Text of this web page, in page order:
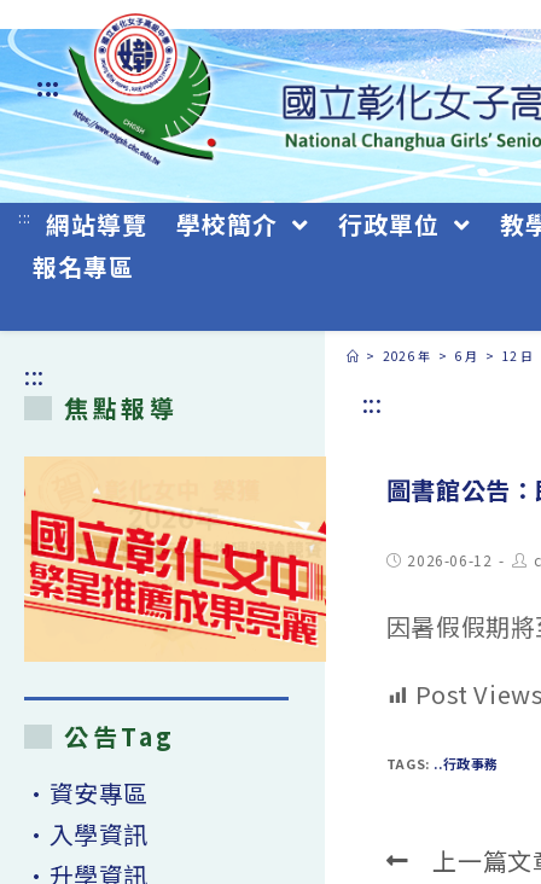
跳
轉
至
主
要
:::
::: 網站導覽 學校簡介 行政單位
教
報名專區
> 2026 年 > 6 月 > 12 日
:::
圖書館公告
Post2026-06-12
因暑假假期
Post
TAGS: ..行政事務
Read上一篇文
:::
焦點報導
公告Tag
•資安專區
•入學資訊
•升學資訊